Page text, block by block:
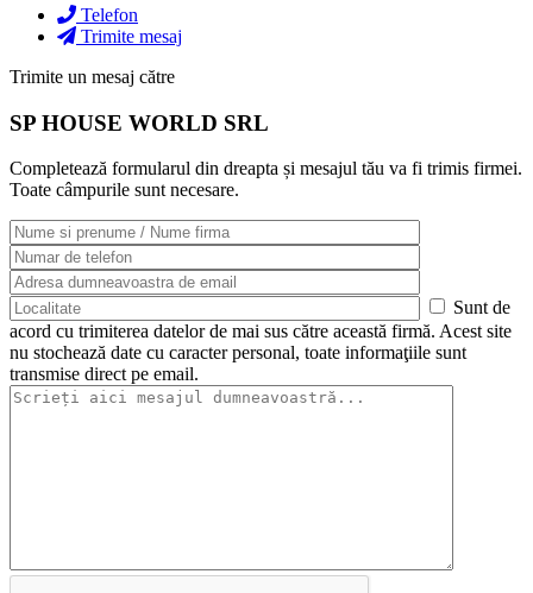
Telefon
Trimite mesaj
Trimite un mesaj către
SP HOUSE WORLD SRL
Completează formularul din dreapta și mesajul tău va fi trimis firmei.
Toate câmpurile sunt necesare.
Sunt de
acord cu trimiterea datelor de mai sus către această firmă. Acest site
nu stochează date cu caracter personal, toate informaţiile sunt
transmise direct pe email.